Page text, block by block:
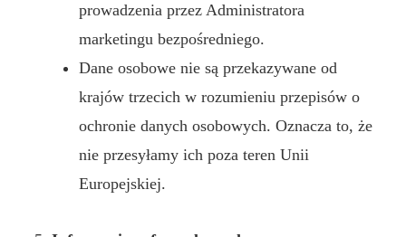
prowadzenia przez Administratora
marketingu bezpośredniego.
Dane osobowe nie są przekazywane od
krajów trzecich w rozumieniu przepisów o
ochronie danych osobowych. Oznacza to, że
nie przesyłamy ich poza teren Unii
Europejskiej.